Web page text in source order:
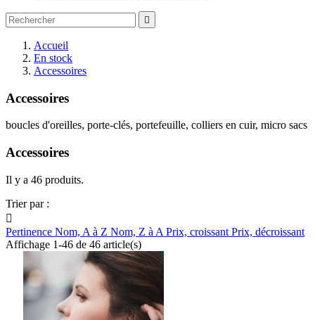

Accueil
En stock
Accessoires
Accessoires
boucles d'oreilles, porte-clés, portefeuille, colliers en cuir, micro sacs
Accessoires
Il y a 46 produits.
Trier par :

Pertinence Nom, A à Z Nom, Z à A Prix, croissant Prix, décroissant
Affichage 1-46 de 46 article(s)